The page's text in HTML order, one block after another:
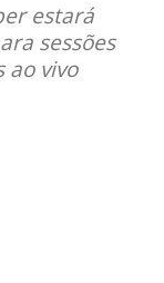
estará
sessões
ao vivo